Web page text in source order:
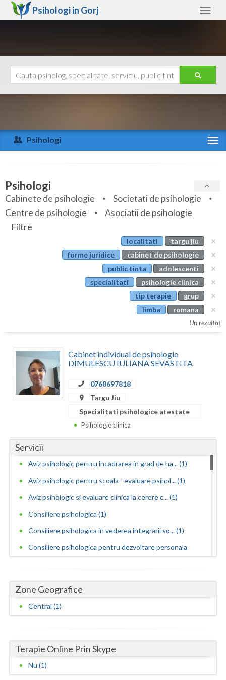
Psihologi in Gorj
Arad
Arges
Bihor
Bistrita-Nasaud
Botosani
Calarasi
Constanta
Dolj
Giurgiu
Gorj
Harghita
Hunedoara
Ilfov
Mehedinti
Mures
Ajutor
Psihologi
Specialitati
Servicii
Articole
Psihologi
Cabinete de psihologie
Societati de psihologie
Centre de psihologie
Asociatii de psihologie
Filtre
localitati
targu jiu
forme juridice
cabinet de psihologie
public tinta
adolescenti
specialitati
psihologie clinica
tip terapie
grup
limba
romana
Un rezultat
Cabinet individual de psihologie
DIMULESCU IULIANA SEVASTITA
0768697818
Targu Jiu
Specialitati psihologice atestate
Psihologie clinica
Servicii
Aviz psihologic pentru incadrarea in grad de ha... (1)
Aviz psihologic pentru scoala - evaluare psihol... (1)
Aviz psihologic si evaluare clinica la cerere c... (1)
Consiliere psihologica (1)
Consiliere psihologica in vederea integrarii so... (1)
Consiliere psihologica pentru dezvoltare personala
(1)
Consiliere psihologica pentru persoanele care s... (1)
Dezvoltare personala pentru adolescenti (1)
Dezvoltare personala pentru adulti (1)
Dezvoltare personala pentru copii (1)
Zone Geografice
Central (1)
Terapie Online Prin Skype
Nu (1)